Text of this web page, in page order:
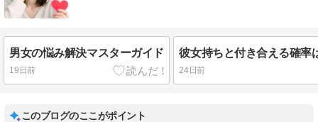
男女の悩み解決マスターガイド
19日前 24日前
このブログのここがポイント